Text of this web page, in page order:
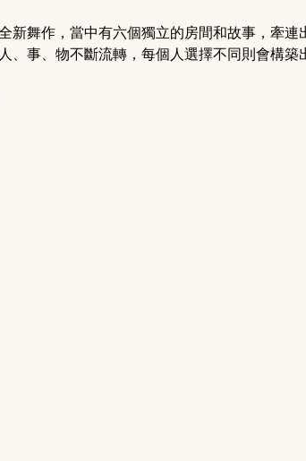
新舞作，當中有六個獨立的房間和故事，牽連
、事、物不斷流轉，每個人選擇不同則會構築